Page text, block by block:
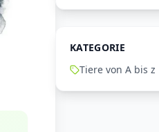
KATEGORIE
Tiere von A bis z